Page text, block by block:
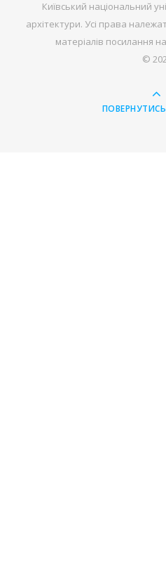
Київський національний
архітектури. Усі права
матеріалів посилання
©